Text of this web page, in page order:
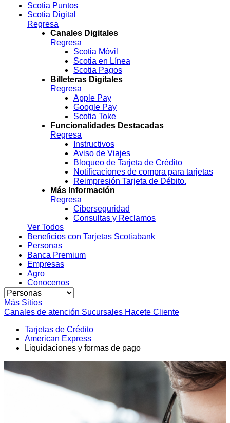
Scotia Puntos
Scotia Digital
Regresa
Canales Digitales
Regresa
Scotia Móvil
Scotia en Línea
Scotia Pagos
Billeteras Digitales
Regresa
Apple Pay
Google Pay
Scotia Toke
Funcionalidades Destacadas
Regresa
Instructivos
Aviso de Viajes
Bloqueo de Tarjeta de Crédito
Notificaciones de compra para tarjetas
Reimpresión Tarjeta de Débito.
Más Información
Regresa
Ciberseguridad
Consultas y Reclamos
Ver Todos
Beneficios con Tarjetas Scotiabank
Personas
Banca Premium
Empresas
Agro
Conocenos
Más Sitios
Canales de atención Sucursales Hacete Cliente
Tarjetas de Crédito
American Express
Liquidaciones y formas de pago